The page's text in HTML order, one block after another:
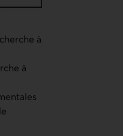
cherche à
à